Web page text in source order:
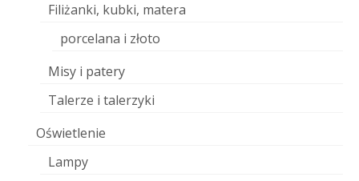
Filiżanki, kubki, matera
porcelana i złoto
Misy i patery
Talerze i talerzyki
Oświetlenie
Lampy